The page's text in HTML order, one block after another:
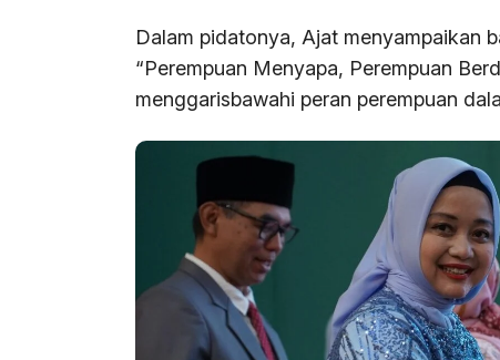
Dalam pidatonya, Ajat menyampaikan
“Perempuan Menyapa, Perempuan
menggarisbawahi peran perempuan